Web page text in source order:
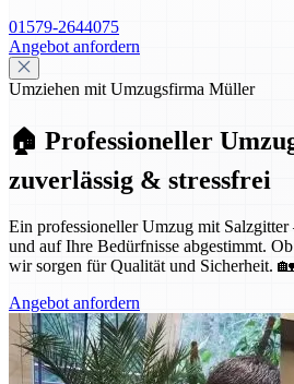
01579-2644075
Angebot anfordern
Umziehen mit Umzugsfirma Müller
🏠 Professioneller
zuverlässig & stressfrei
Ein professioneller Umzug mit Salzgitter
und auf Ihre Bedürfnisse abgestimmt.
wir sorgen für Qualität und Sicherheit. 🏡
Angebot anfordern